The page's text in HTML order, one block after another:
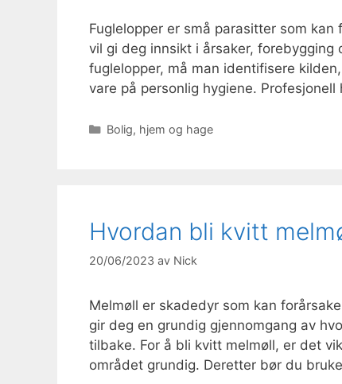
Fuglelopper er små parasitter som
vil gi deg innsikt i årsaker,
fuglelopper, må man identifisere
vare på personlig hygiene.
Kategorier
Bolig, hjem og hage
Hvordan bli kvitt
20/06/2023 av Nick
Melmøll er skadedyr som kan
gir deg en grundig gjennomgang av
tilbake. For å bli kvitt melmøll, er det
området grundig. Deretter bør du